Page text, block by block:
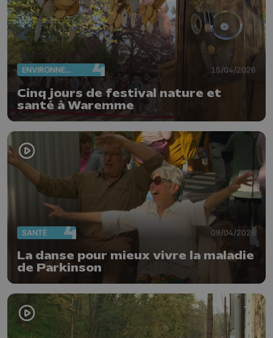
ENVIRONNEMENT 15/04/2026
Cinq jours de festival nature et
santé à Waremme
SANTÉ 09/04/2026
La danse pour mieux vivre la maladie
de Parkinson